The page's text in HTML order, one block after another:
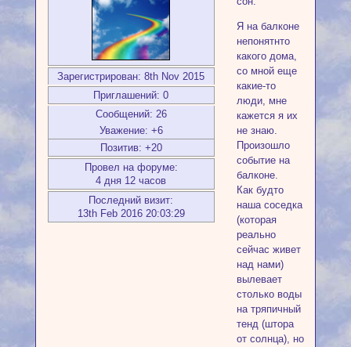
Зарегистрирован: 8th Nov 2015
Приглашений: 0
Сообщений: 26
Уважение: +6
Позитив: +20
Провел на форуме:
4 дня 12 часов
Последний визит:
13th Feb 2016 20:03:29
Я на балконе
непонятнто
какого дома,
со мной еще
какие-то
люди, мне
кажется я их
не знаю.
Произошло
событие на
балконе.
Как будто
наша соседка
(которая
реально
сейчас живет
над нами)
вылевает
столько воды
на тряпичный
тенд (штора
от солнца), но